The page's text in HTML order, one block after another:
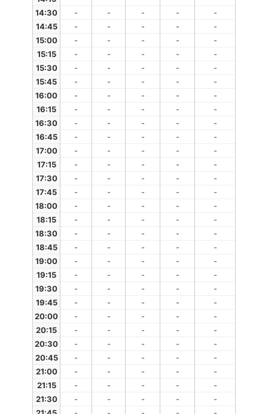
14:30
- - - -
-
14:45
- - - -
-
15:00
- - - -
-
15:15
- - - -
-
15:30
- - - -
-
15:45
- - - -
-
16:00
- - - -
-
16:15
- - - -
-
16:30
- - - -
-
16:45
- - - -
-
17:00
- - - -
-
17:15
- - - -
-
17:30
- - - -
-
17:45
- - - -
-
18:00
- - - -
-
18:15
- - - -
-
18:30
- - - -
-
18:45
- - - -
-
19:00
- - - -
-
19:15
- - - -
-
19:30
- - - -
-
19:45
- - - -
-
20:00
- - - -
-
20:15
- - - -
-
20:30
- - - -
-
20:45
- - - -
-
21:00
- - - -
-
21:15
- - - -
-
21:30
- - - -
-